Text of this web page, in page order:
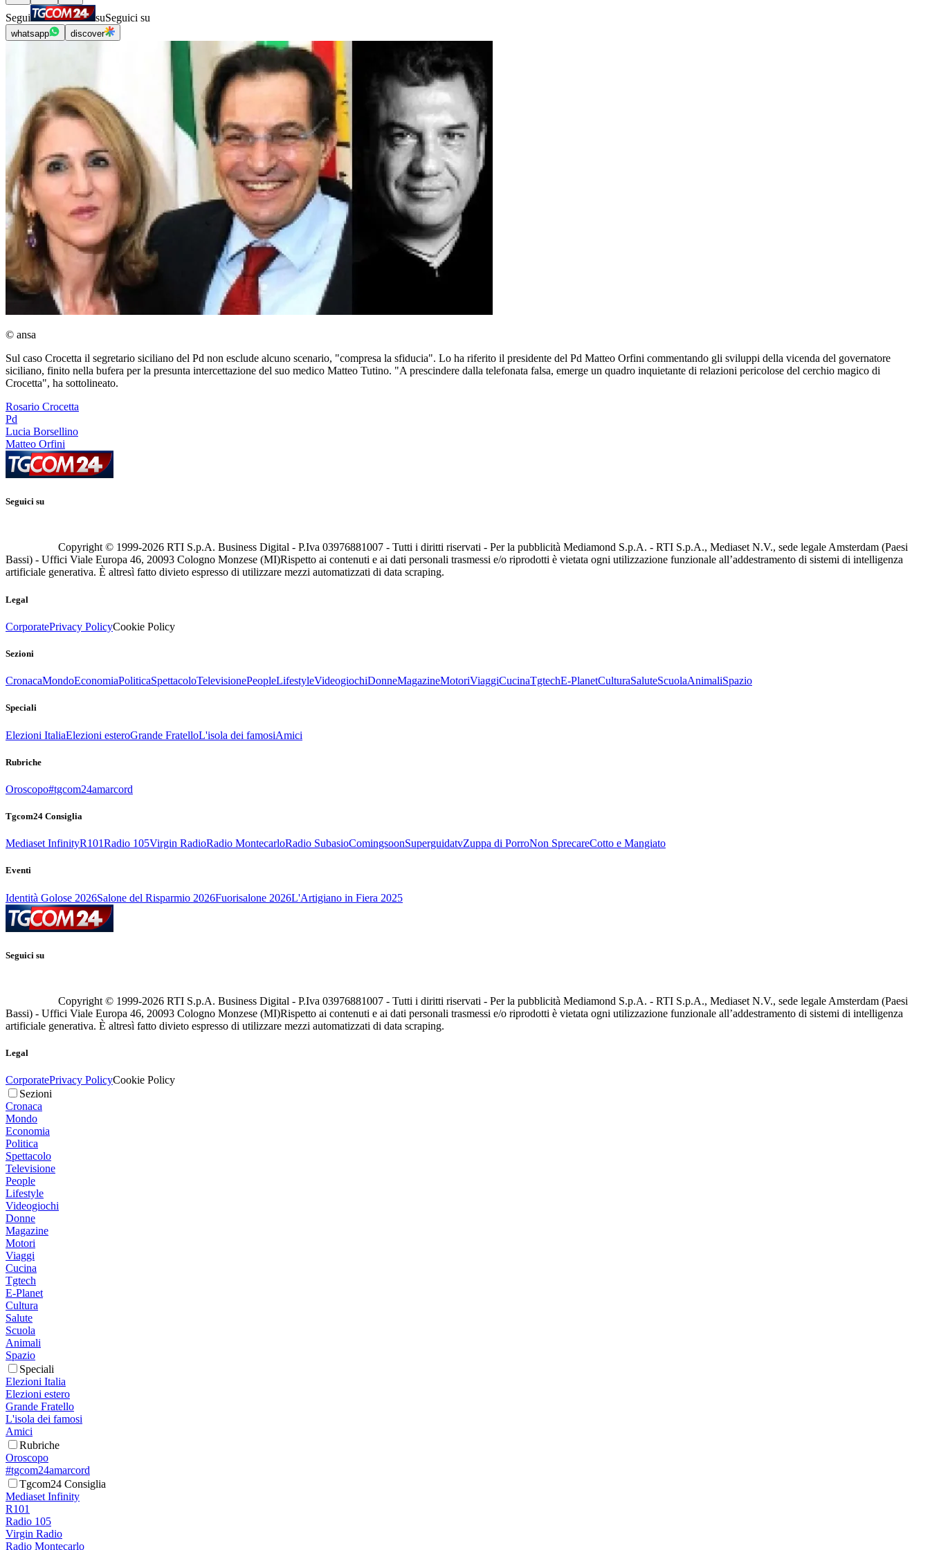
Segui suSeguici su
whatsapp discover
© ansa
Sul caso Crocetta il segretario siciliano del Pd non esclude alcuno scenario, "compresa la sfiducia". Lo ha riferito il presidente del Pd Matteo Orfini commentando gli sviluppi della vicenda del governatore
siciliano, finito nella bufera per la presunta intercettazione del suo medico Matteo Tutino. "A prescindere dalla telefonata falsa, emerge un quadro inquietante di relazioni pericolose del cerchio magico di
Crocetta", ha sottolineato.
Rosario Crocetta
Pd
Lucia Borsellino
Matteo Orfini
Seguici su
Copyright © 1999-2026 RTI S.p.A. Business Digital - P.Iva 03976881007 - Tutti i diritti riservati - Per la pubblicità Mediamond S.p.A. - RTI S.p.A., Mediaset N.V., sede legale Amsterdam (Paesi
Bassi) - Uffici Viale Europa 46, 20093 Cologno Monzese (MI)Rispetto ai contenuti e ai dati personali trasmessi e/o riprodotti è vietata ogni utilizzazione funzionale all’addestramento di sistemi di intelligenza
artificiale generativa. È altresì fatto divieto espresso di utilizzare mezzi automatizzati di data scraping.
Legal
CorporatePrivacy PolicyCookie Policy
Sezioni
CronacaMondoEconomiaPoliticaSpettacoloTelevisionePeopleLifestyleVideogiochiDonneMagazineMotoriViaggiCucinaTgtechE-PlanetCulturaSaluteScuolaAnimaliSpazio
Speciali
Elezioni ItaliaElezioni esteroGrande FratelloL'isola dei famosiAmici
Rubriche
Oroscopo#tgcom24amarcord
Tgcom24 Consiglia
Mediaset InfinityR101Radio 105Virgin RadioRadio MontecarloRadio SubasioComingsoonSuperguidatvZuppa di PorroNon SprecareCotto e Mangiato
Eventi
Identità Golose 2026Salone del Risparmio 2026Fuorisalone 2026L'Artigiano in Fiera 2025
Seguici su
Copyright © 1999-2026 RTI S.p.A. Business Digital - P.Iva 03976881007 - Tutti i diritti riservati - Per la pubblicità Mediamond S.p.A. - RTI S.p.A., Mediaset N.V., sede legale Amsterdam (Paesi
Bassi) - Uffici Viale Europa 46, 20093 Cologno Monzese (MI)Rispetto ai contenuti e ai dati personali trasmessi e/o riprodotti è vietata ogni utilizzazione funzionale all’addestramento di sistemi di intelligenza
artificiale generativa. È altresì fatto divieto espresso di utilizzare mezzi automatizzati di data scraping.
Legal
CorporatePrivacy PolicyCookie Policy
Sezioni
Cronaca
Mondo
Economia
Politica
Spettacolo
Televisione
People
Lifestyle
Videogiochi
Donne
Magazine
Motori
Viaggi
Cucina
Tgtech
E-Planet
Cultura
Salute
Scuola
Animali
Spazio
Speciali
Elezioni Italia
Elezioni estero
Grande Fratello
L'isola dei famosi
Amici
Rubriche
Oroscopo
#tgcom24amarcord
Tgcom24 Consiglia
Mediaset Infinity
R101
Radio 105
Virgin Radio
Radio Montecarlo